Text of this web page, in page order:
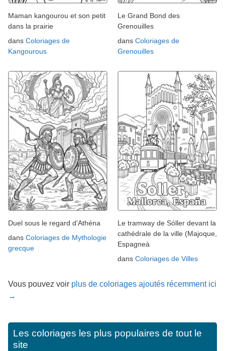
Maman kangourou et son petit
dans la prairie
dans Coloriages de
Kangourous
Le Grand Bond des
Grenouilles
dans Coloriages de
Grenouilles
Duel sous le regard d'Athéna
dans Coloriages de Mythologie
grecque
Le tramway de Sóller devant la
cathédrale de la ville (Majoque,
Espagneà
dans Coloriages de Villes
Vous pouvez voir plus de coloriages ajoutés récemment ici
→
Les coloriages les plus populaires de tout le
site